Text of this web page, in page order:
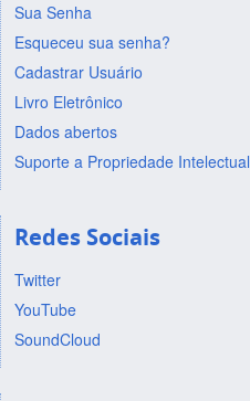
Sua Senha
Esqueceu sua senha?
Cadastrar Usuário
Livro Eletrônico
Dados abertos
Suporte a Propriedade Intelectual
Redes Sociais
Twitter
YouTube
SoundCloud